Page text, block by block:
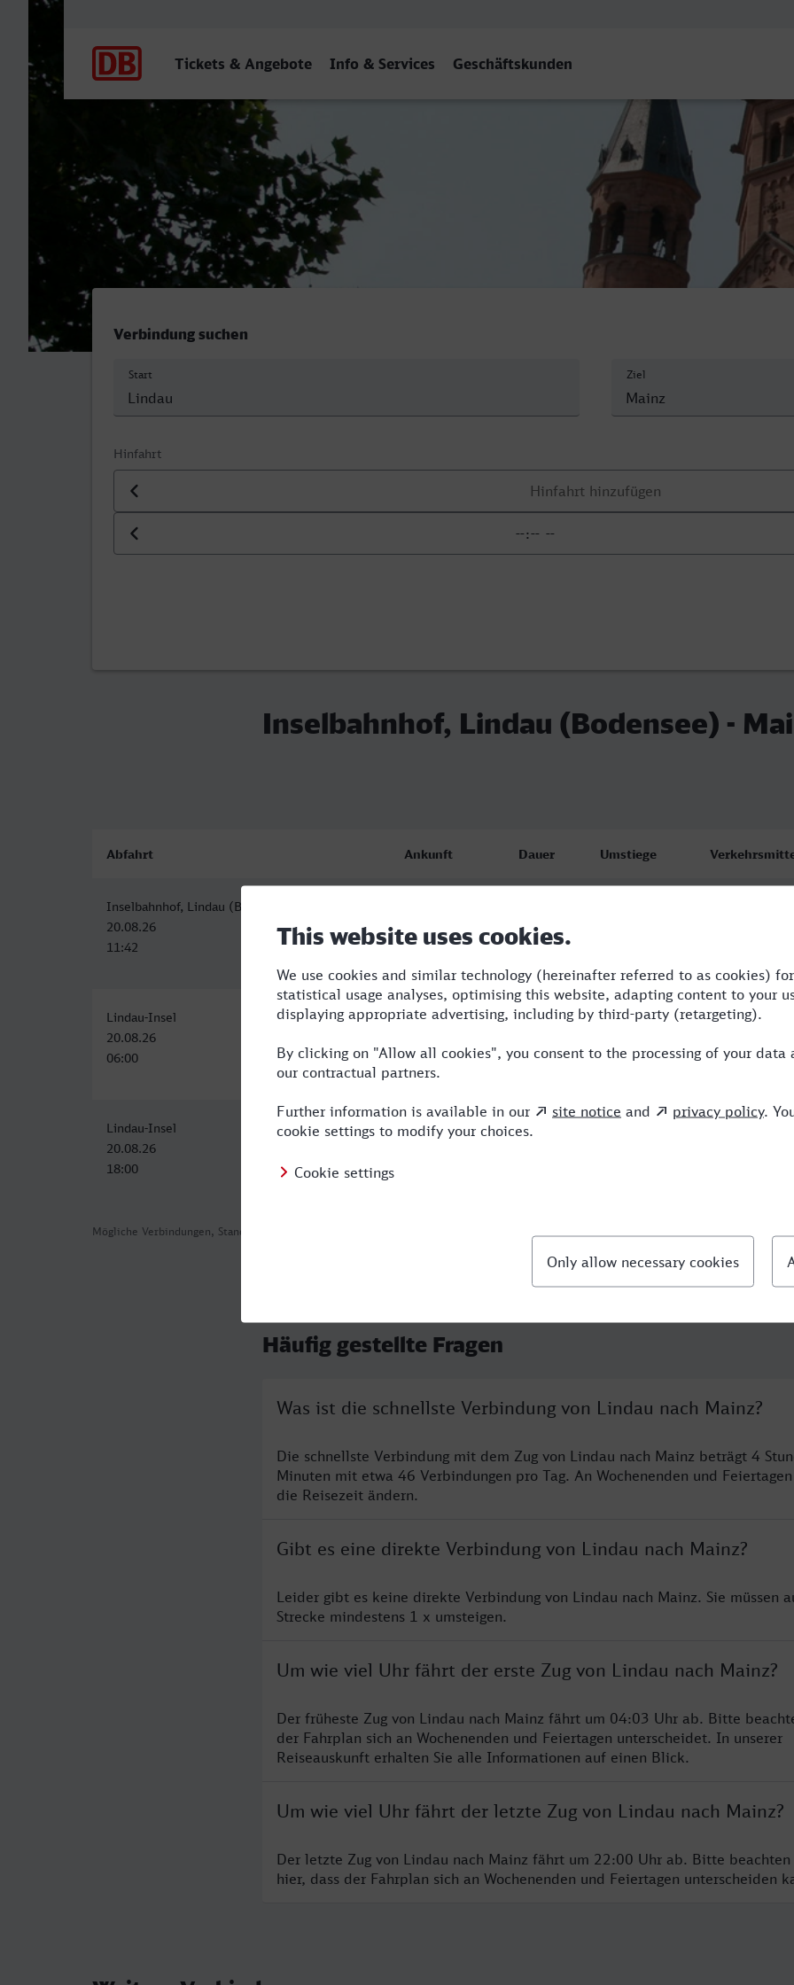
Tickets & Angebote Info & Services Geschäftskunden
Inselbahnhof, Lindau (Bodensee) - Mainz Hbf
Verbindung suchen
Start Ziel
Hinfahrt
Datum der Hinfahrt
Uhrzeit der Hinfahrt
Inselbahnhof, Lindau (Bodensee) -
Mögliche Verbindungen, Stand: 2026-08-06 03:03
Abfahrt Ankunft Dauer Umstiege
Inselbahnhof, Lindau (Bodensee)
20.08.26
11:42
16:15
Lindau-Insel
20.08.26
06:00
Mainz Hbf
11:47
5:47 5 RB,RE,ICE
Lindau-Insel
20.08.26
18:00
Mainz Hbf
5:59
Häufig gestellte Fragen
Was ist die schnellste Verbindung von Lindau nach Mainz?
Die schnellste Verbindung mit dem Zug von Lindau nach Mainz beträgt 4
Minuten mit etwa 46 Verbindungen pro Tag. An Wochenenden und
die Reisezeit ändern.
Gibt es eine direkte Verbindung von Lindau nach Mainz?
Leider gibt es keine direkte Verbindung von Lindau nach Mainz. Sie müssen
Strecke mindestens 1 x umsteigen.
Um wie viel Uhr fährt der erste Zug von Lindau nach Mainz?
Der früheste Zug von Lindau nach Mainz fährt um 04:03 Uhr ab. Bitte
der Fahrplan sich an Wochenenden und Feiertagen unterscheidet. In unserer
Reiseauskunft erhalten Sie alle Informationen auf einen Blick.
Um wie viel Uhr fährt der letzte Zug von Lindau nach Mainz?
Der letzte Zug von Lindau nach Mainz fährt um 22:00 Uhr ab. Bitte beachten
hier, dass der Fahrplan sich an Wochenenden und Feiertagen unterscheiden